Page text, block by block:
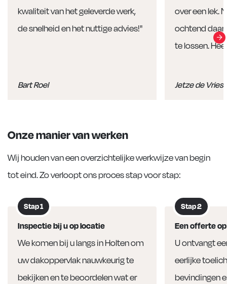
kwaliteit van het geleverde werk,
de snelheid en het nuttige advies!"
Bart Roel
over een lek.
ochtend
te lossen.
Jetze de Vries
Onze manier van werken
Wij houden van een overzichtelijke werkwijze van begin
tot eind. Zo verloopt ons proces stap voor stap:
Stap 1
Inspectie bij u op locatie
We komen bij u langs in Holten om
uw dakoppervlak nauwkeurig te
bekijken en te beoordelen wat er
Stap 2
Een offerte
U ontvangt
eerlijke
bevindingen